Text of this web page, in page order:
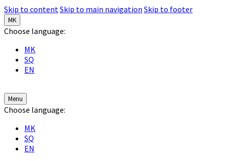
Skip to contentSkip to main navigation Skip to footer
MK
Choose language:
MK
SQ
EN
Menu
Choose language:
MK
SQ
EN